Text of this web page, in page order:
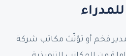
فخم أو تؤثّث مكاتب شركة